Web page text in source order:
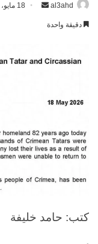
al3ahd
أرسل 18 مايو، 2026
دقيقة واحدة
كتب: حامد خليفة